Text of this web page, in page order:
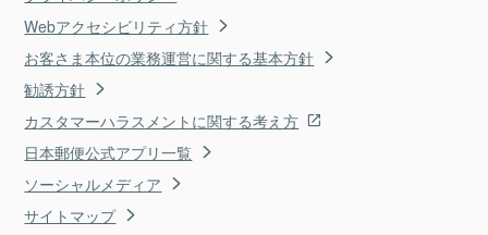
Webアクセシビリティ方針
お客さま本位の業務運営に関する基本方針
勧誘方針
カスタマーハラスメントに関する考え方
日本郵便公式アプリ一覧
ソーシャルメディア
サイトマップ